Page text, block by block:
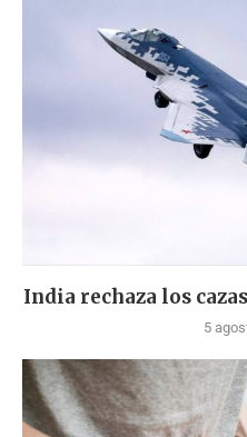
India rechaza los
5